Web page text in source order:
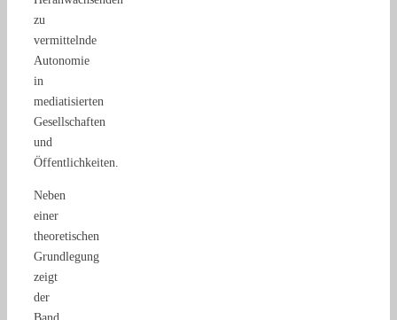
zu
vermittelnde
Autonomie
in
mediatisierten
Gesellschaften
und
Öffentlichkeiten.
Neben
einer
theoretischen
Grundlegung
zeigt
der